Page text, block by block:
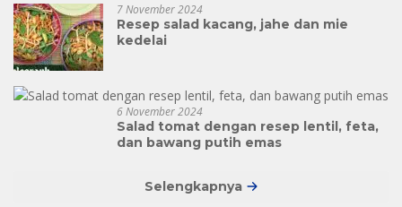
7 November 2024
Resep salad kacang, jahe dan mie
kedelai
6 November 2024
Salad tomat dengan resep lentil, feta,
dan bawang putih emas
Selengkapnya